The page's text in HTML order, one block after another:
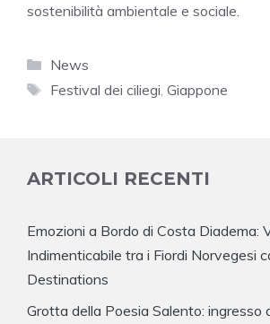
sostenibilità ambientale e sociale.
Categorie
News
Tag
Festival dei ciliegi Giappone
ARTICOLI RECENTI
Emozioni a Bordo di Costa Diadema:
Indimenticabile tra i Fiordi Norvegesi
Destinations
Grotta della Poesia Salento: ingresso